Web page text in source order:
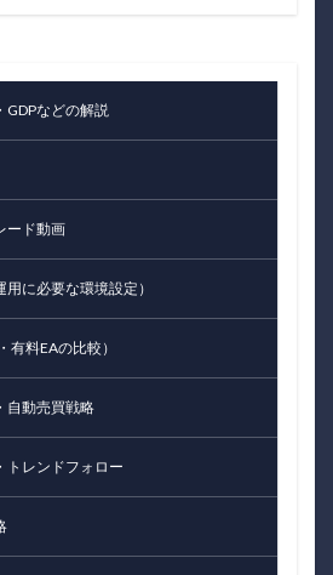
GDPなどの解説
ード動画
用に必要な環境設定）
有料EAの比較）
自動売買戦略
トレンドフォロー